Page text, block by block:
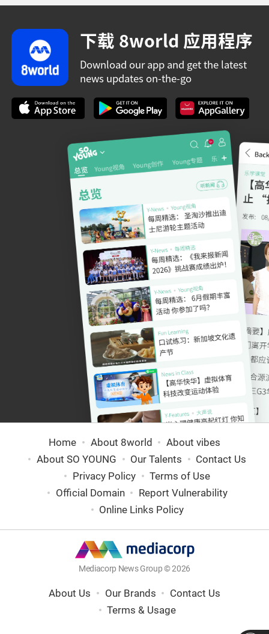
下载 8world 应用程序
Download our app and get the latest
news updates on-the-go
Home About 8world
About vibes
About SO YOUNG
Our Talents
Contact Us
Privacy Policy
Terms of Use
Official Domain
Report Vulnerability
Online Links Policy
Mediacorp News Group © 2026
About Us Our Brands
Contact Us
Terms & Usage